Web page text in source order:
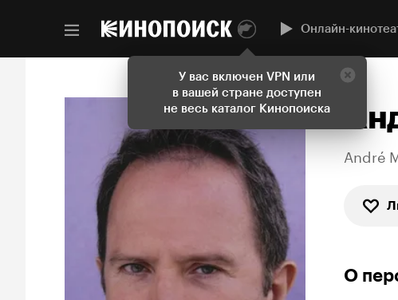
У вас включен VPN или
в вашей стране доступен
не весь каталог Кинопоиска
Онлайн-
André
О